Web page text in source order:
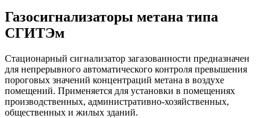
Газосигнализаторы метана типа
СГИТЭм
Стационарный сигнализатор загазованности предназначен
для непрерывного автоматического контроля превышения
пороговых значений концентраций метана в воздухе
помещений. Применяется для установки в помещениях
производственных, административно-хозяйственных,
общественных и жилых зданий.